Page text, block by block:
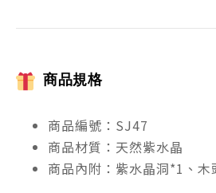
商品規格
商品編號：SJ47
商品材質：天然紫水晶
商品內附：紫水晶洞*1、木